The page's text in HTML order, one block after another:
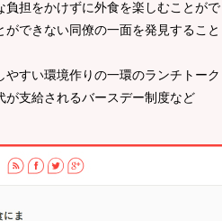
担をかけずに外食を楽しむことがで
できない同僚の一面を発見すること
すい環境作りの一環のランチトーク
支給されるバースデー制度など